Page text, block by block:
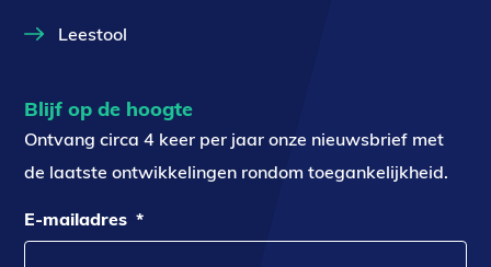
Leestool
Blijf op de hoogte
Ontvang circa 4 keer per jaar onze nieuwsbrief met
de laatste ontwikkelingen rondom toegankelijkheid.
E-mailadres *